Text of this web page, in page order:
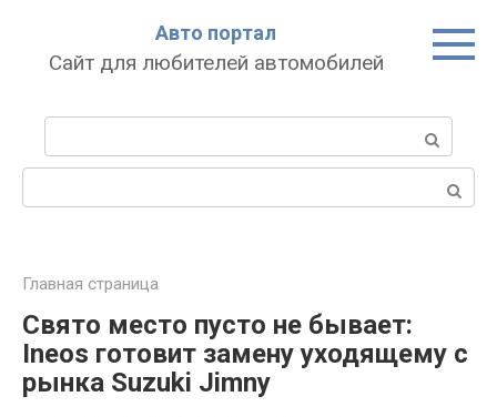
Авто портал
Сайт для любителей автомобилей
Главная страница
Свято место пусто не бывает:
Ineos готовит замену уходящему с
рынка Suzuki Jimny